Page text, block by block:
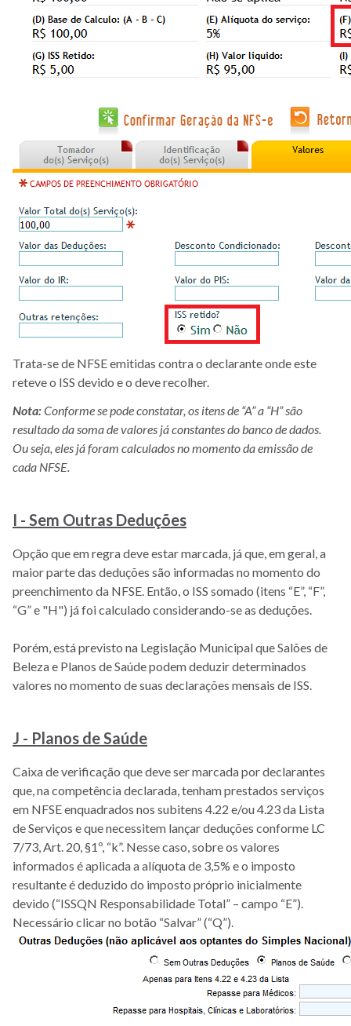
Trata-se de NFSE emitidas contra o declarante onde este
reteve o ISS devido e o deve recolher.
Nota:Conforme se pode constatar, os itens de “A” a “H” são
resultado da soma de valores já constantes do banco de dados.
Ou seja, eles já foram calculados no momento da emissão de
cada NFSE.
I - Sem Outras Deduções
Opção que em regra deve estar marcada, já que, em geral, a
maior parte das deduções são informadas no momento do
preenchimento da NFSE. Então, o ISS somado (itens “E”, “F”,
“G” e "H") já foi calculado considerando-se as deduções.
Porém, está previsto na Legislação Municipal que Salões de
Beleza e Planos de Saúde podem deduzir determinados
valores no momento de suas declarações mensais de ISS.
J - Planos de Saúde
Caixa de verificação que deve ser marcada por declarantes
que, na competência declarada, tenham prestados serviços
em NFSE enquadrados nos subitens 4.22 e/ou 4.23 da Lista
de Serviços e que necessitem lançar deduções conforme LC
7/73, Art. 20, §1º, “k”. Nesse caso, sobre os valores
informados é aplicada a alíquota de 3,5% e o imposto
resultante é deduzido do imposto próprio inicialmente
devido (“ISSQN Responsabilidade Total” – campo “E”).
Necessário clicar no botão “Salvar” (“Q”).